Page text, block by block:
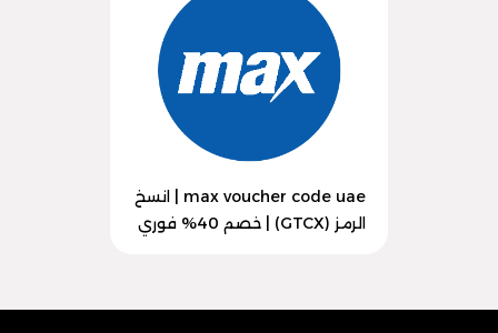
max voucher code uae | انسخ
الرمز (GTCX) | خصم 40% فوري